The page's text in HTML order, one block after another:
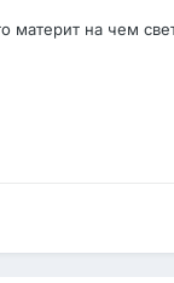
материт на чем